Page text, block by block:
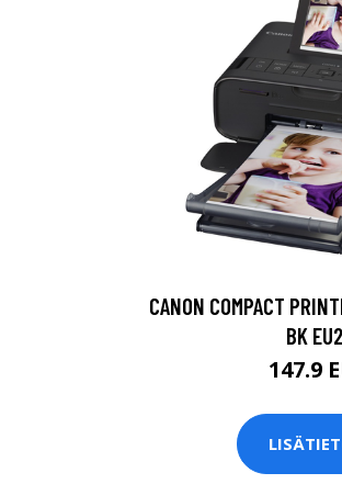
CANON COMPACT
BK
147.9